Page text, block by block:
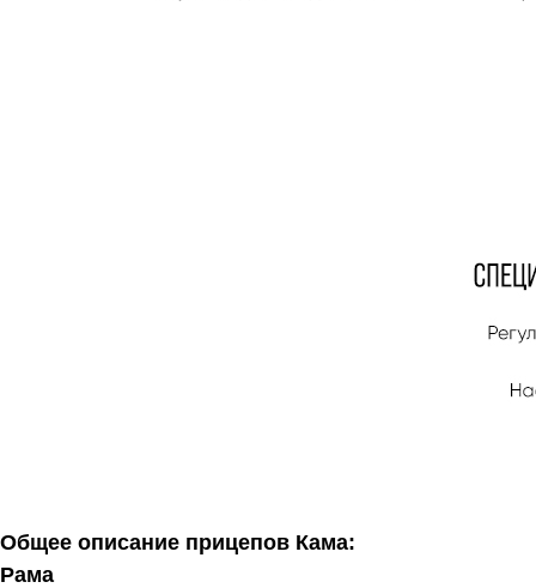
Общее описание прицепов Кама:
Рама